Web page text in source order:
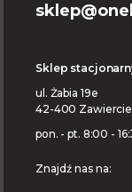
Sklep
ul. Żabia 19e
42-400 Zawiercie
pon. - pt. 8:00 -
Znajdź nas na: